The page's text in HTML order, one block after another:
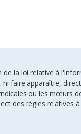
la loi relative à
faire apparaître,
ou les mœurs
des règles relatives